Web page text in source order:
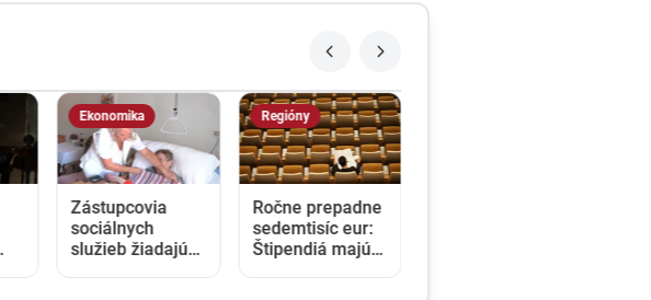
Ekonomika
Zástupcovia
sociálnych
služieb žiadajú
Regióny
Ročne prepadne
sedemtisíc eur:
Štipendiá majú